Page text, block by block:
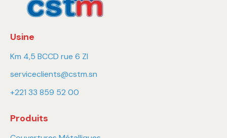
Usine
Km 4,5 BCCD rue 6 ZI
serviceclients@cstm.sn
+221 33 859 52 00
Produits